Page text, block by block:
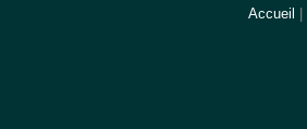
Accueil |